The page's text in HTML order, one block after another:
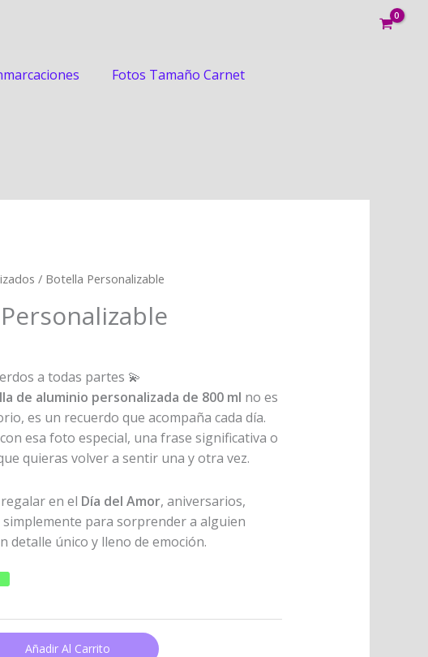
Fotos Tamaño Carnet
/ Botella Personalizable
a todas partes 💫
de aluminio personalizada de 800 ml no es
es un recuerdo que acompaña cada día.
esa foto especial, una frase significativa o
quieras volver a sentir una y otra vez.
en el Día del Amor, aniversarios,
para sorprender a alguien
detalle único y lleno de emoción.
Añadir Al Carrito